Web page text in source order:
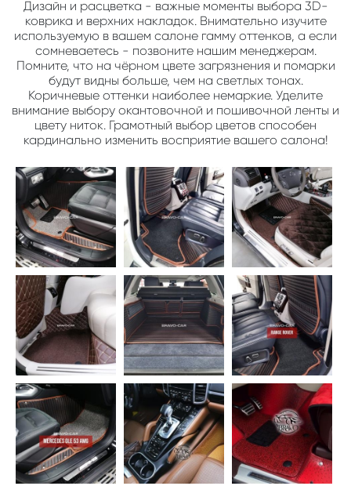
Дизайн и расцветка - важные моменты выбора 3D-
коврика и верхних накладок. Внимательно изучите
используемую в вашем салоне гамму оттенков, а если
сомневаетесь - позвоните нашим менеджерам.
Помните, что на чёрном цвете загрязнения и помарки
будут видны больше, чем на светлых тонах.
Коричневые оттенки наиболее немаркие. Уделите
внимание выбору окантовочной и пошивочной ленты и
цвету ниток. Грамотный выбор цветов способен
кардинально изменить восприятие вашего салона!